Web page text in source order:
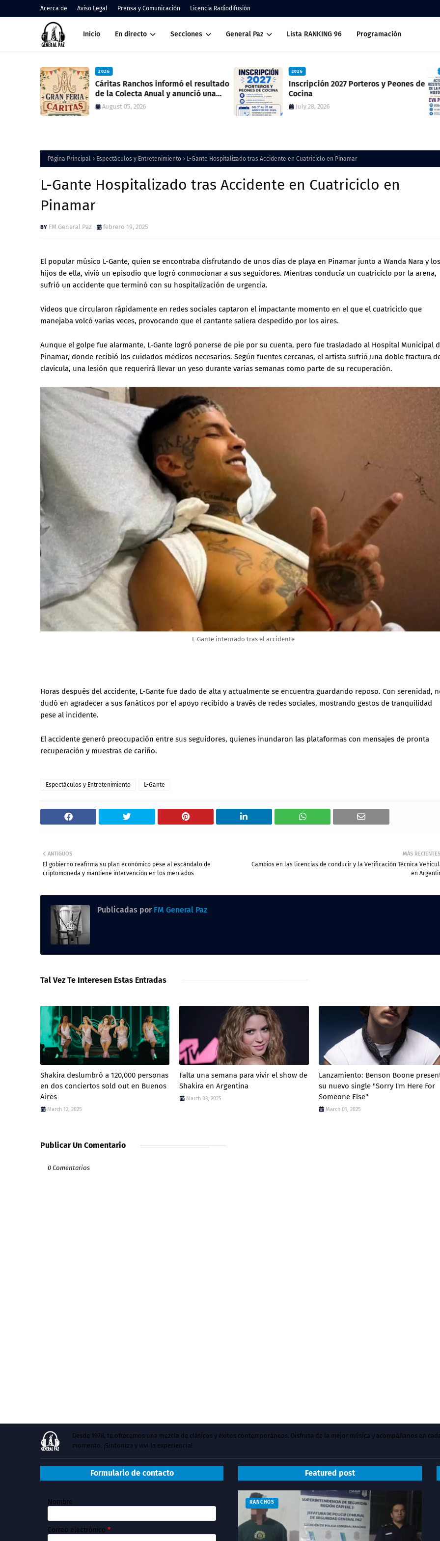
Acerca de Aviso Legal Prensa y Comunicación Licencia Radiodifusión
Inicio En directo Secciones General Paz Lista RANKING 96 Programación
2026
Cáritas Ranchos informó el resultado
de la Colecta Anual y anunció una
nueva feria solidaria
August 05, 2026
2026
Inscripción 2027 Porteros y Peones de
Cocina
July 28, 2026
Página Principal Espectáculos y Entretenimiento L-Gante Hospitalizado tras Accidente en Cuatriciclo en Pinamar
L-Gante Hospitalizado tras Accidente en Cuatriciclo en
Pinamar
FM General Paz febrero 19, 2025
El popular músico L-Gante, quien se encontraba disfrutando de unos días de playa en Pinamar junto a Wanda Nara y los
hijos de ella, vivió un episodio que logró conmocionar a sus seguidores. Mientras conducía un cuatriciclo por la arena,
sufrió un accidente que terminó con su hospitalización de urgencia.
Videos que circularon rápidamente en redes sociales captaron el impactante momento en el que el cuatriciclo que
manejaba volcó varias veces, provocando que el cantante saliera despedido por los aires.
Aunque el golpe fue alarmante, L-Gante logró ponerse de pie por su cuenta, pero fue trasladado al Hospital Municipal
Pinamar, donde recibió los cuidados médicos necesarios. Según fuentes cercanas, el artista sufrió una doble fractura
clavícula, una lesión que requerirá llevar un yeso durante varias semanas como parte de su recuperación.
L-Gante internado tras el accidente
Horas después del accidente, L-Gante fue dado de alta y actualmente se encuentra guardando reposo. Con serenidad,
dudó en agradecer a sus fanáticos por el apoyo recibido a través de redes sociales, mostrando gestos de tranquilidad
pese al incidente.
El accidente generó preocupación entre sus seguidores, quienes inundaron las plataformas con mensajes de pronta
recuperación y muestras de cariño.
Espectáculos y Entretenimiento L-Gante
MÁS RECIENTES
Cambios en las licencias de conducir y la Verificación Técnica
en
ANTIGUOS
El gobierno reafirma su plan económico pese al escándalo de
criptomoneda y mantiene intervención en los mercados
Publicadas por FM General Paz
Tal Vez Te Interesen Estas Entradas
Shakira deslumbró a 120,000 personas
en dos conciertos sold out en Buenos
Aires
March 12, 2025
Falta una semana para vivir el show de
Shakira en Argentina
March 03, 2025
Lanzamiento: Benson Boone
su nuevo single "Sorry I'm Here For
Someone Else"
March 01, 2025
Publicar Un Comentario
0 Comentarios
Desde 1978, te ofrecemos una mezcla de clásicos y éxitos contemporáneos. Disfruta de la mejor música y acompáñanos en
momento. ¡Sintoniza y vivi la experiencia!
Formulario de contacto
Nombre
Correo electrónico *
Featured post
RANCHOS